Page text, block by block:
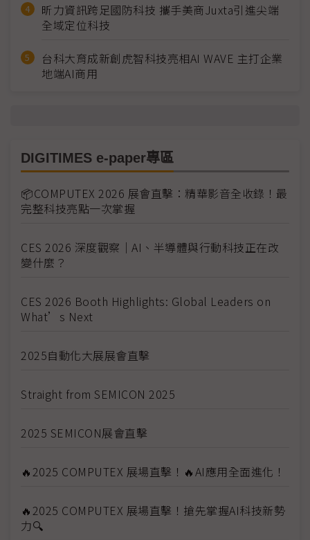
昕力資訊跨足國防科技 攜手美商Juxta引進尖端
全域定位科技
台科大育成新創虎智科技亮相AI WAVE 主打企業
地端AI商用
DIGITIMES e-paper專區
📦COMPUTEX 2026 展會直擊：精華影音全收錄！最
完整科技亮點一次掌握
CES 2026 深度觀察｜AI、半導體與行動科技正在改
變什麼？
CES 2026 Booth Highlights: Global Leaders on
What’s Next
2025自動化大展展會直擊
Straight from SEMICON 2025
2025 SEMICON展會直擊
🔥2025 COMPUTEX 展場直擊！🔥AI應用全面進化！
🔥2025 COMPUTEX 展場直擊！搶先掌握AI科技新勢
力🔍